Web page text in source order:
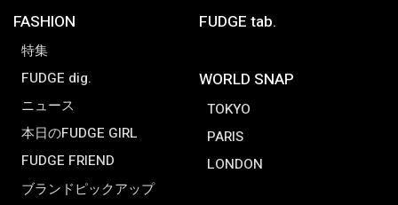
FASHION
特集
FUDGE dig.
ニュース
本日のFUDGE GIRL
FUDGE FRIEND
ブランドピックアップ
FUDGE tab.
WORLD SNAP
TOKYO
PARIS
LONDON